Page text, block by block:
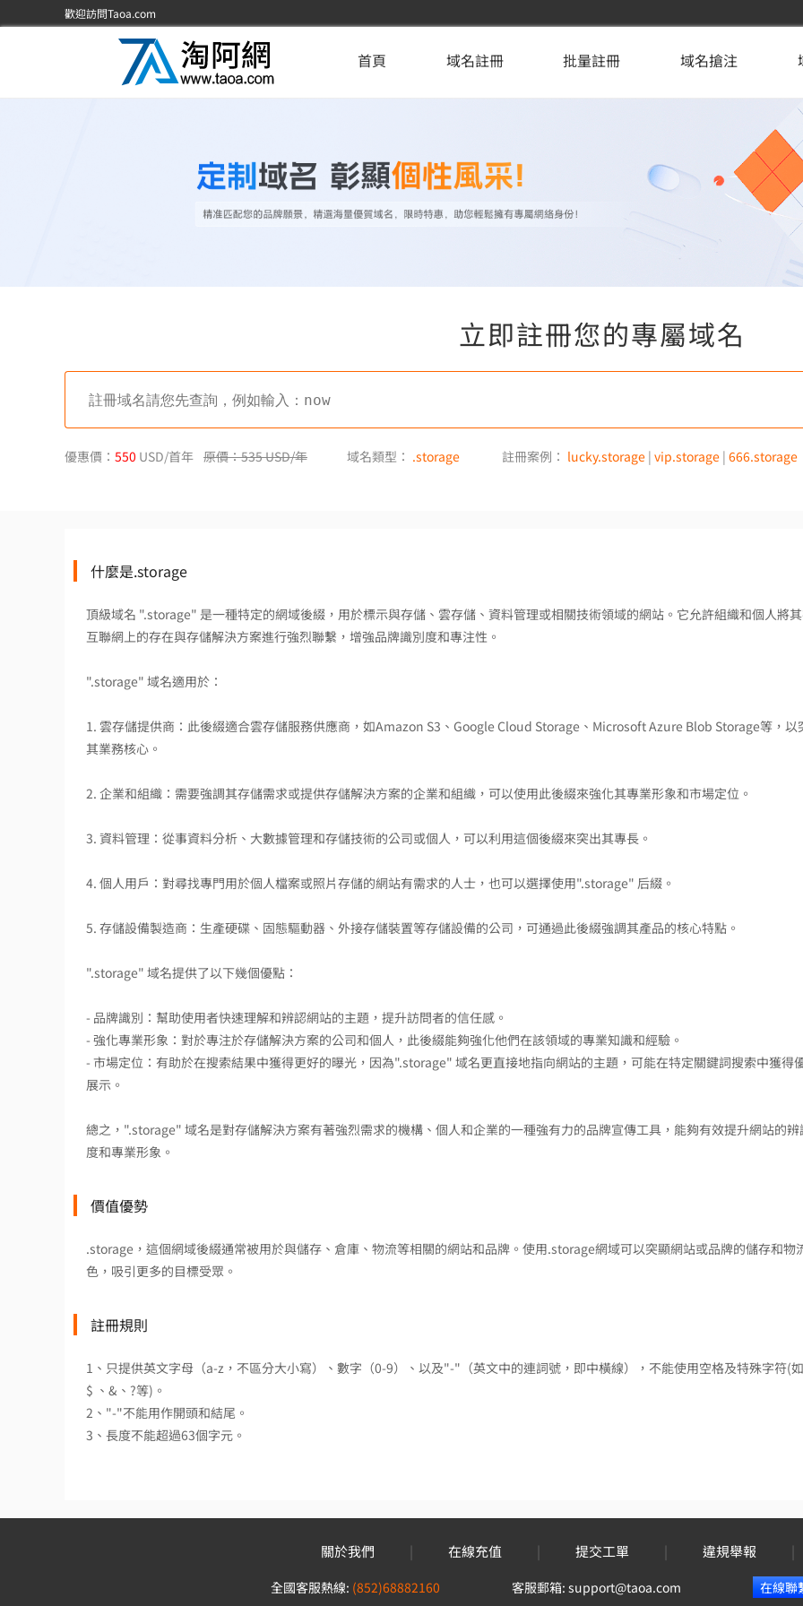
歡迎訪問Taoa.com
首頁 域名註冊 批量註冊 域名搶注
立即註冊您的專屬域名
優惠價： 550 USD/首年 原價：535 USD/年 域名類型： .storage 註冊案例： lucky.storage | vip.storage | 666.storage
什麼是.storage
頂級域名 ".storage" 是一種特定的網域後綴，用於標示與存儲、雲存儲、資料管理或相關技術領域的網站。它允許組織和個人將
互聯網上的存在與存儲解決方案進行強烈聯繫，增強品牌識別度和專注性。
".storage" 域名適用於：
1. 雲存儲提供商：此後綴適合雲存儲服務供應商，如Amazon S3、Google Cloud Storage、Microsoft Azure Blob Storage等，以
其業務核心。
2. 企業和組織：需要強調其存儲需求或提供存儲解決方案的企業和組織，可以使用此後綴來強化其專業形象和市場定位。
3. 資料管理：從事資料分析、大數據管理和存儲技術的公司或個人，可以利用這個後綴來突出其專長。
4. 個人用戶：對尋找專門用於個人檔案或照片存儲的網站有需求的人士，也可以選擇使用".storage" 后綴。
5. 存儲設備製造商：生產硬碟、固態驅動器、外接存儲裝置等存儲設備的公司，可通過此後綴強調其產品的核心特點。
".storage" 域名提供了以下幾個優點：
- 品牌識別：幫助使用者快速理解和辨認網站的主題，提升訪問者的信任感。
- 強化專業形象：對於專注於存儲解決方案的公司和個人，此後綴能夠強化他們在該領域的專業知識和經驗。
- 市場定位：有助於在搜索結果中獲得更好的曝光，因為".storage" 域名更直接地指向網站的主題，可能在特定關鍵詞搜索中獲得
展示。
總之，".storage" 域名是對存儲解決方案有著強烈需求的機構、個人和企業的一種強有力的品牌宣傳工具，能夠有效提升網站的辨
度和專業形象。
價值優勢
.storage，這個網域後綴通常被用於與儲存、倉庫、物流等相關的網站和品牌。使用.storage網域可以突顯網站或品牌的儲存和物
色，吸引更多的目標受眾。
註冊規則
1、只提供英文字母（a-z，不區分大小寫）、數字（0-9）、以及"-"（英文中的連詞號，即中橫線），不能使用空格及特殊字符(
$ 、&、?等)。
2、"-"不能用作開頭和結尾。
3、長度不能超過63個字元。
關於我們 | 在線充值 | 提交工單 | 違規舉報 |
全國客服熱線: (852)68882160 客服郵箱: support@taoa.com 在線聯